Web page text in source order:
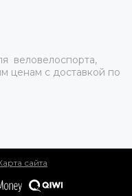
веловелоспорта,
ценам с доставкой по
сайта